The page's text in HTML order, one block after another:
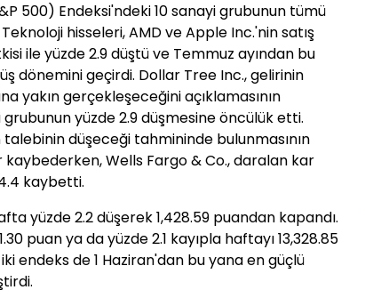
500) Endeksi'ndeki 10 sanayi grubunun tümü
hisseleri, AMD ve Apple Inc.'nin satış
ile yüzde 2.9 düştü ve Temmuz ayından bu
dönemini geçirdi. Dollar Tree Inc., gelirinin
yakın gerçekleşeceğini açıklamasının
yüzde 2.9 düşmesine öncülük etti.
düşeceği tahmininde bulunmasının
kaybederken, Wells Fargo & Co., daralan kar
kaybetti.
yüzde 2.2 düşerek 1,428.59 puandan kapandı.
puan ya da yüzde 2.1 kayıpla haftayı 13,328.85
endeks de 1 Haziran'dan bu yana en güçlü